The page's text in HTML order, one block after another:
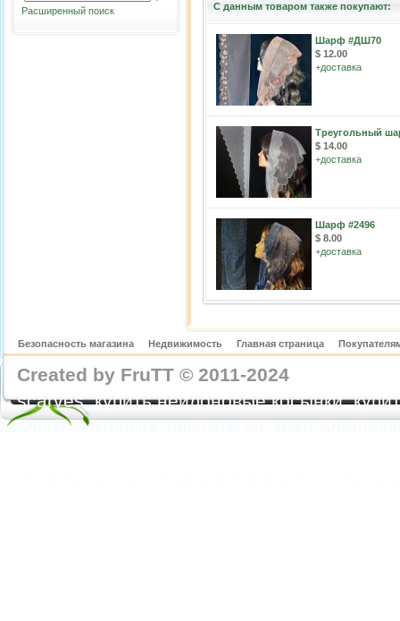
Расширенный поиск С данным товаром также покупают:
Шарф #ДШ70
$ 12.00
+доставка
Треугольный
$ 14.00
+доставка
Шарф #2496
$ 8.00
+доставка
Безопасность магазина Недвижимость Главная страница
Created by FruTT © 2011-2024
scarves, купить нейлоновые косынки,
купить газовые косынки, купить